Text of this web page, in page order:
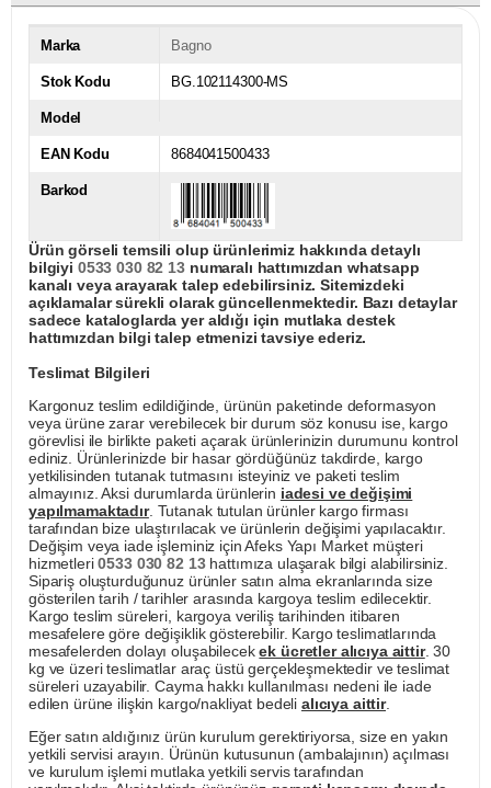
Marka Bagno
Stok Kodu BG.102114300-MS
Model
EAN Kodu 8684041500433
Barkod
Ürün görseli temsili olup ürünlerimiz hakkında detaylı
bilgiyi 0533 030 82 13numaralı hattımızdan whatsapp
kanalı veya arayarak talep edebilirsiniz. Sitemizdeki
açıklamalar sürekli olarak güncellenmektedir. Bazı detaylar
sadece kataloglarda yer aldığı için mutlaka destek
hattımızdan bilgi talep etmenizi tavsiye ederiz.
Teslimat Bilgileri
Kargonuz teslim edildiğinde, ürünün paketinde deformasyon
veya ürüne zarar verebilecek bir durum söz konusu ise, kargo
görevlisi ile birlikte paketi açarak ürünlerinizin durumunu kontrol
ediniz. Ürünlerinizde bir hasar gördüğünüz takdirde, kargo
yetkilisinden tutanak tutmasını isteyiniz ve paketi teslim
almayınız. Aksi durumlarda ürünlerin iadesi ve değişimi
yapılmamaktadır. Tutanak tutulan ürünler kargo firması
tarafından bize ulaştırılacak ve ürünlerin değişimi yapılacaktır.
Değişim veya iade işleminiz için Afeks Yapı Market müşteri
hizmetleri0533 030 82 13hattımıza ulaşarak bilgi alabilirsiniz.
Sipariş oluşturduğunuz ürünler satın alma ekranlarında size
gösterilen tarih / tarihler arasında kargoya teslim edilecektir.
Kargo teslim süreleri, kargoya veriliş tarihinden itibaren
mesafelere göre değişiklik gösterebilir. Kargo teslimatlarında
mesafelerden dolayı oluşabilecekek ücretler alıcıya aittir. 30
kg ve üzeri teslimatlar araç üstü gerçekleşmektedir ve teslimat
süreleri uzayabilir. Cayma hakkı kullanılması nedeni ile iade
edilen ürüne ilişkin kargo/nakliyat bedeli alıcıya aittir.
Eğer satın aldığınız ürün kurulum gerektiriyorsa, size en yakın
yetkili servisi arayın. Ürünün kutusunun (ambalajının) açılması
ve kurulum işlemi mutlaka yetkili servis tarafından